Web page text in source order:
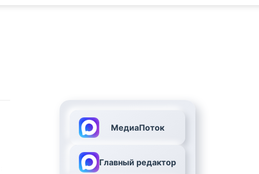
МедиаПоток
Главный редактор